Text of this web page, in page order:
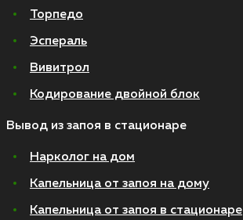
Торпедо
Эспераль
Вивитрол
Кодирование двойной блок
Вывод из запоя в стационаре
Нарколог на дом
Капельница от запоя на дому
Капельница от запоя в стационаре